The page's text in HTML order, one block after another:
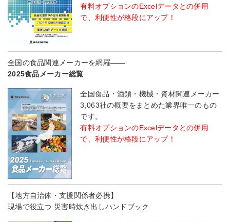
有料オプションのExcelデータとの併用
で、利便性が格段にアップ！
全国の食品関連メーカーを網羅――
2025食品メーカー総覧
全国食品・酒類・機械・資材関連メーカー
3,063社の概要をまとめた業界唯一のもの
です。
有料オプションのExcelデータとの併用
で、利便性が格段にアップ！
【地方自治体・支援関係者必携】
現場で役立つ 災害時炊き出しハンドブック